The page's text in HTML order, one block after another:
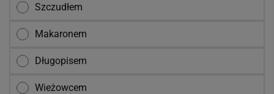
Szczudłem
Makaronem
Długopisem
Wieżowcem